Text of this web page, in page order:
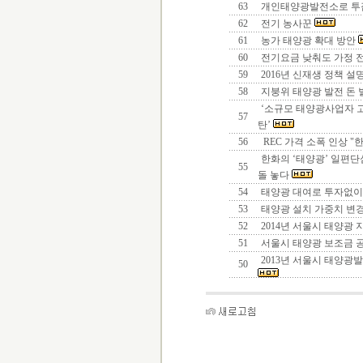
63
개인태양광발전소로
62
전기 농사꾼
61
농가 태양광 확대 방안
60
전기요금 낮춰도 가정
59
2016년 신재생 정책 설
58
지붕위 태양광 발전 돈
57
‘소규모 태양광사업자
탄’
56
REC 가격 소폭 인상 "
55
한화의 ‘태양광’ 일편
돌 놓다
54
태양광 대여로 투자없
53
태양광 설치 가중치 변
52
2014년 서울시 태양광
51
서울시 태양광 보조금
50
2013년 서울시 태양광